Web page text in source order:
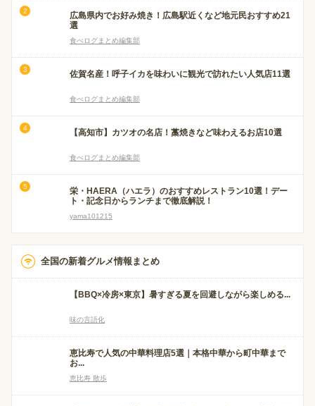
広島県内でお好み焼き！広島駅近くなど地元民おすすめ21
選
食べログまとめ編集部
佐賀名産！呼子イカを味わいに観光で訪れたい人気店11選
食べログまとめ編集部
【高知市】カツオの名店！藁焼きなど味わえるお店10選
食べログまとめ編集部
栄・HAERA（ハエラ）のおすすめレストラン10選！デー
ト・記念日からランチまで徹底解説！
yama101215
全国の新着グルメ情報まとめ
【BBQ×冷房×東京】暑すぎる夏を回避しながら楽しめる...
味の言語化
恵比寿で人気の中華料理店5選｜本格中華から町中華まで
お...
恵比寿 散歩